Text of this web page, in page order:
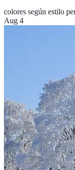
colores según estilo
Aug 4